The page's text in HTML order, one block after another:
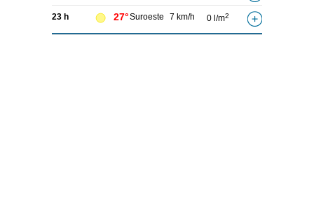
23 h 27°Suroeste 7 km/h 0 l/m2